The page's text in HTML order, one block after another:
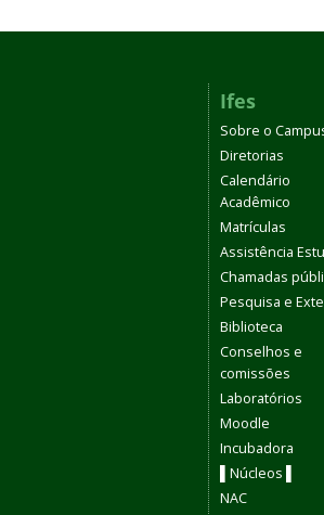
Ifes
Sobre o
Diretorias
Calendário
Acadêmico
Matrículas
Assistência
Chamadas
Pesquisa e
Biblioteca
Conselhos e
comissões
Laboratórios
Moodle
Incubadora
▌Núcleos ▌
NAC